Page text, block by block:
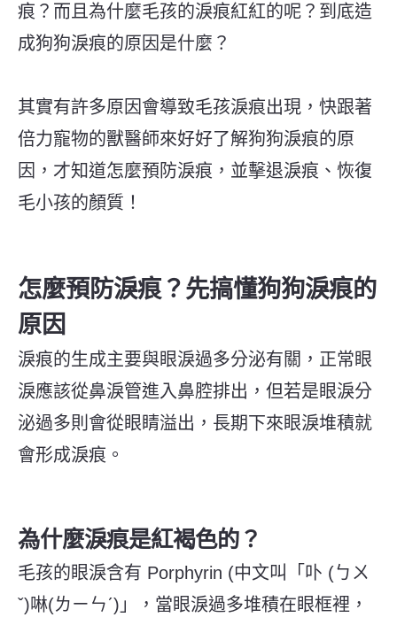
痕？而且為什麼毛孩的淚痕紅紅的呢？到底造
成狗狗淚痕的原因是什麼？
其實有許多原因會導致毛孩淚痕出現，快跟著
倍力寵物的獸醫師來好好了解狗狗淚痕的原
因，才知道怎麼預防淚痕，並擊退淚痕、恢復
毛小孩的顏質！
怎麼預防淚痕？先搞懂狗狗淚痕的
原因
淚痕的生成主要與眼淚過多分泌有關，正常眼
淚應該從鼻淚管進入鼻腔排出，但若是眼淚分
泌過多則會從眼睛溢出，長期下來眼淚堆積就
會形成淚痕。
為什麼淚痕是紅褐色的？
毛孩的眼淚含有 Porphyrin (中文叫「卟 (ㄅㄨ
ˇ)啉(ㄌㄧㄣˊ)」，當眼淚過多堆積在眼框裡，